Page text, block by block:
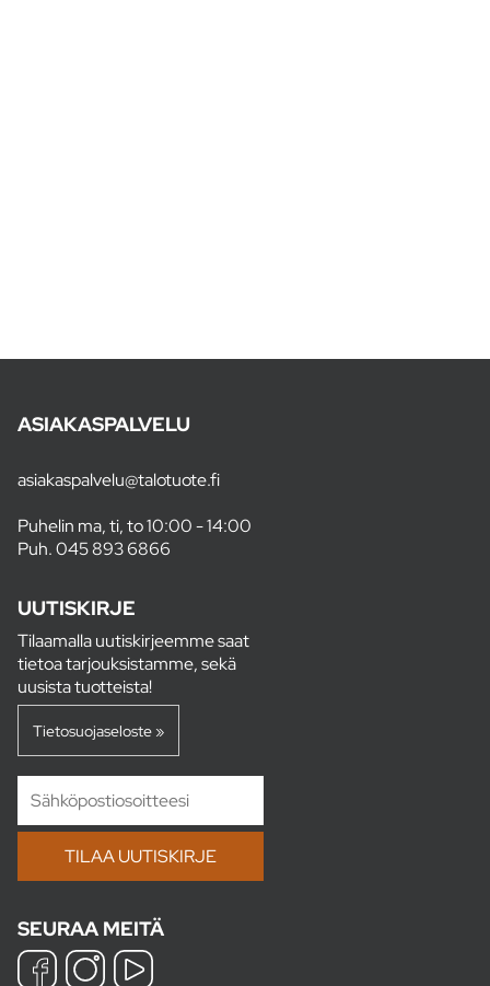
ASIAKASPALVELU
asiakaspalvelu@talotuote.fi
Puhelin ma, ti, to 10:00 - 14:00
Puh.045 893 6866
UUTISKIRJE
Tilaamalla uutiskirjeemme saat
tietoa tarjouksistamme, sekä
uusista tuotteista!
Tietosuojaseloste »
SEURAA MEITÄ